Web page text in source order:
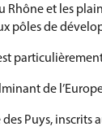
Rhône et les
pôles de
de
Puys, inscrits